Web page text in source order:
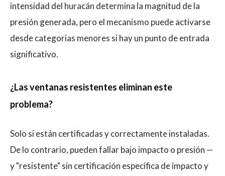
intensidad del huracán determina la magnitud de la
presión generada, pero el mecanismo puede activarse
desde categorías menores si hay un punto de entrada
significativo.
¿Las ventanas resistentes eliminan este
problema?
Solo si están certificadas y correctamente instaladas.
De lo contrario, pueden fallar bajo impacto o presión —
y "resistente" sin certificación específica de impacto y